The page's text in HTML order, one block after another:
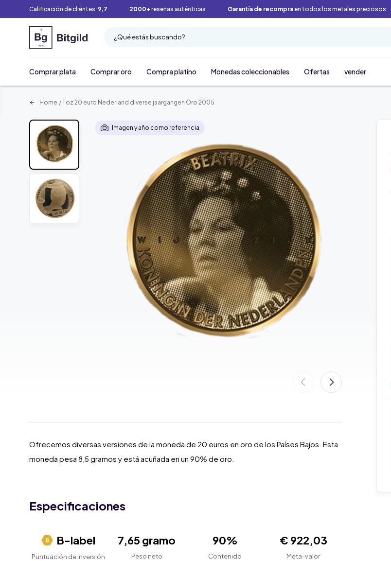
Calificación de clientes: 9,7 2000+ reseñas auténticas Garantía de recompraen todos los metales preciosos
¿Qué estás buscando?
Comprar plata Comprar oro Compra platino Monedas coleccionables Ofertas vender
Home / 1 oz 20 euro Nederland diverse jaargangen Oro 2005
Imagen y año como referencia
Ofrecemos diversas versiones de la moneda de 20 euros en oro de los Países Bajos. Esta
moneda pesa 8,5 gramos y está acuñada en un 90% de oro.
Especificaciones
B-label
Puntuación de inversión
7,65 gramo
Peso neto
90%
Contenido
€ 922,03
Meta-valor